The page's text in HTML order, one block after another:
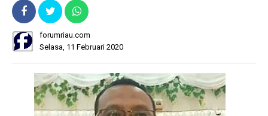
forumriau.com
Selasa, 11 Februari 2020